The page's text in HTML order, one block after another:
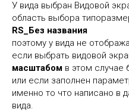
У вида выбран Видовой
область выбора
RS_Без названия
поэтому у вида не
если выбрать видовой
масштабом в этом случае
или если заполнен
именно то что написано в
вида.